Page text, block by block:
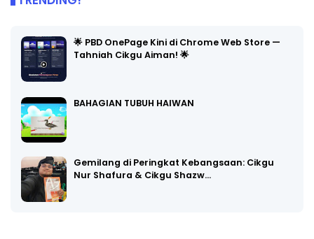
🌟 PBD OnePage Kini di Chrome Web Store —
Tahniah Cikgu Aiman! 🌟
BAHAGIAN TUBUH HAIWAN
Gemilang di Peringkat Kebangsaan: Cikgu
Nur Shafura & Cikgu Shazw…